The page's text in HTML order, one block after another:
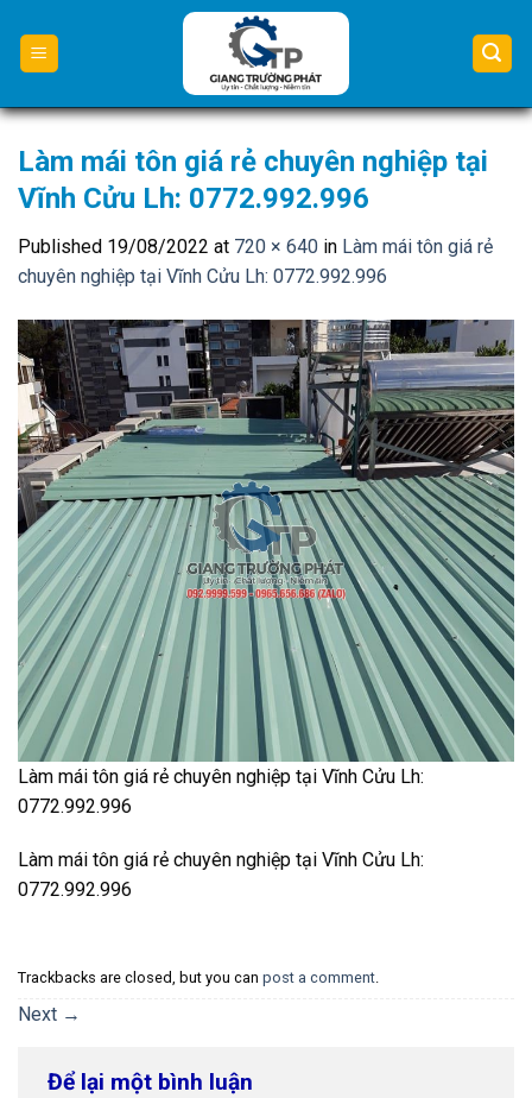
content
Làm mái tôn giá rẻ chuyên nghiệp tại
Vĩnh Cửu Lh: 0772.992.996
Published 19/08/2022 at 720 × 640 in Làm mái tôn giá rẻ
chuyên nghiệp tại Vĩnh Cửu Lh: 0772.992.996
Làm mái tôn giá rẻ chuyên nghiệp tại Vĩnh Cửu Lh:
0772.992.996
Làm mái tôn giá rẻ chuyên nghiệp tại Vĩnh Cửu Lh:
0772.992.996
Trackbacks are closed, but you can post a comment
Next →
Để lại một bình luận